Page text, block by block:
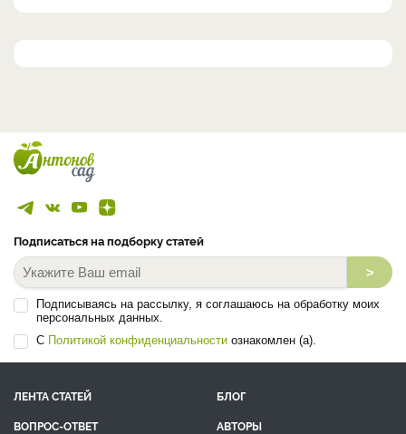
Подписаться на подборку статей
>
Подписываясь на рассылку, я соглашаюсь на обработку моих
персональных данных.
С Политикой конфиденциальности ознакомлен (а).
ЛЕНТА СТАТЕЙ
БЛОГ
ВОПРОС-ОТВЕТ
АВТОРЫ